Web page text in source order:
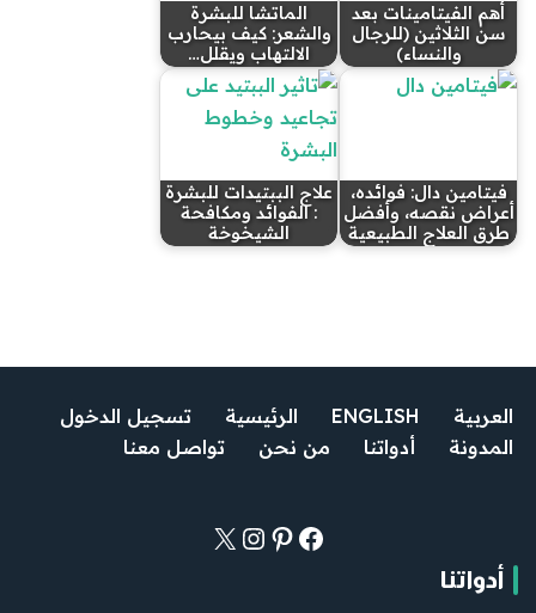
أهم الفيتامينات بعد
سن الثلاثين (للرجال
والنساء)
الماتشا للبشرة
والشعر: كيف بيحارب
الالتهاب ويقلل…
فيتامين دال: فوائده،
أعراض نقصه، وأفضل
طرق العلاج الطبيعية
علاج الببتيدات للبشرة
: الفوائد ومكافحة
الشيخوخة
العربية ENGLISH الرئيسية
تسجيل الدخول
المدونة
أدواتنا من نحن تواصل معنا
أدواتنا